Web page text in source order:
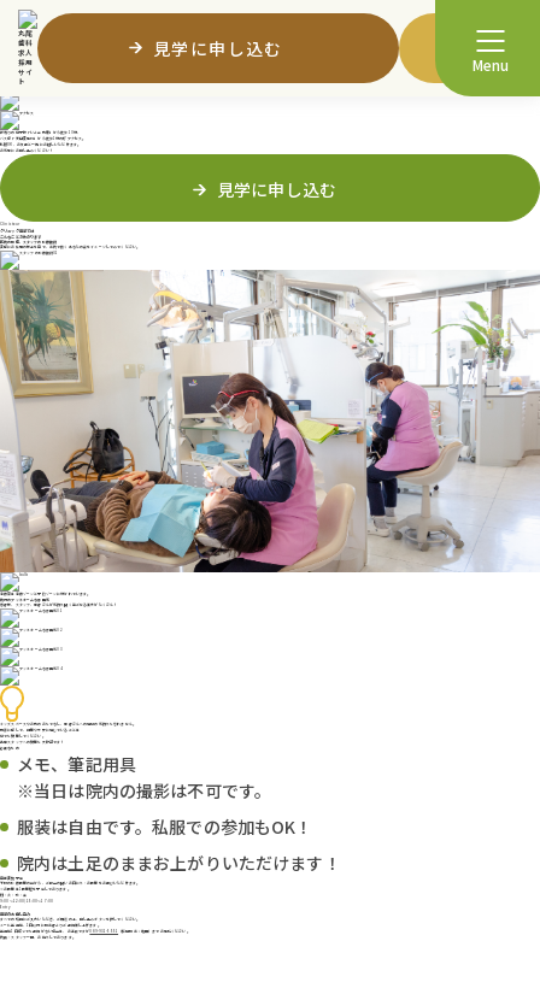
見学に申し込む 募集
Menu
トップページ> 見学をご希望の方へ
Visit information
見学のご案内
院内見学を実施しています
丸尾歯科では、
当院へのご応募や就職を検討されている方へ院内見学を実施しています。
「まずは院内を見て応募するか決めたい」
最寄りの伊予鉄「いよ立花駅」から徒歩10分、
バス停「天山変電所」から徒歩1分の好アクセス。
私服OK、お友達と一緒にお越しいただけます。
お気軽にお申し込みください！
見学に申し込む
Clinic tour
クリニック見学では
こんなことがわかります
医院の設備、スタッフの診療技術
実際にお仕事の様子を見て、当院で働くあなたの姿をイメージしてみてください。
治療室は治療ゾーンと予防ゾーンに分かれています。
院内のアットホームな雰囲気
患者様、スタッフ、業者さんが気持ち良く過ごせる工夫がたくさん！
キッズスペースやお花のおもてなし、業者さんへの感謝の気持ちも忘れません。
応募に際して、疑問や不安に感じていることは
何でも質問してください。
先輩スタッフへの質問も大歓迎です！
必要なもの
メモ、筆記用具
※当日は院内の撮影は不可です。
服装は自由です。私服での参加もOK！
院内は土足のままお上がりいただけます！
見学実施予定
下記の診療時間の中から、ご都合の良いお日にち・お時間をお選びいただけます。
※お時間は1時間程を予定しております。
月・火・水・金
9:00～12:00/15:00～17:00
Entry
見学のお申し込み
すべての項目にご入力いただき、ご確認の上、申し込みボタンを押してください。
メール送信後、1日以内に担当者よりご連絡差し上げます。
送信後1日経っても連絡がない場合は、お手数ですが 089-931-5551
（採用担当：亀田）までお電話ください。
院長・スタッフ一同、お待ちしております。